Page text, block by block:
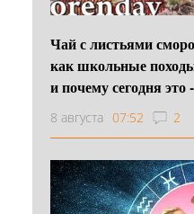
Чай с листьями
как школьные
и почему сегодня это
8 августа 07:52 2